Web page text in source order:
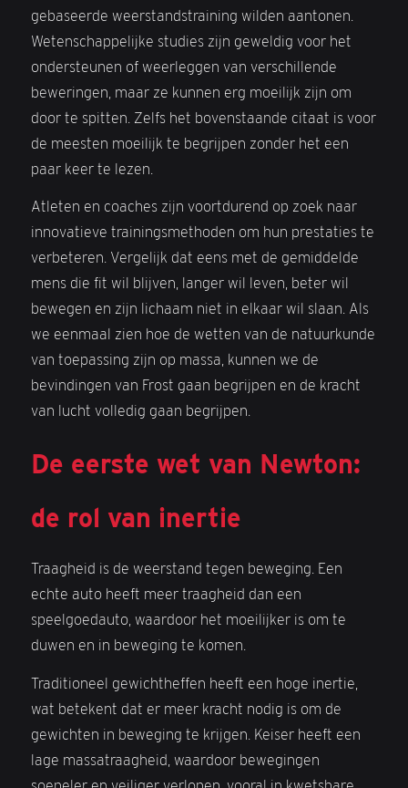
gebaseerde weerstandstraining wilden aantonen.
Wetenschappelijke studies zijn geweldig voor het
ondersteunen of weerleggen van verschillende
beweringen, maar ze kunnen erg moeilijk zijn om
door te spitten. Zelfs het bovenstaande citaat is voor
de meesten moeilijk te begrijpen zonder het een
paar keer te lezen.
Atleten en coaches zijn voortdurend op zoek naar
innovatieve trainingsmethoden om hun prestaties te
verbeteren. Vergelijk dat eens met de gemiddelde
mens die fit wil blijven, langer wil leven, beter wil
bewegen en zijn lichaam niet in elkaar wil slaan. Als
we eenmaal zien hoe de wetten van de natuurkunde
van toepassing zijn op massa, kunnen we de
bevindingen van Frost gaan begrijpen en de kracht
van lucht volledig gaan begrijpen.
De eerste wet van Newton:
de rol van inertie
Traagheid is de weerstand tegen beweging. Een
echte auto heeft meer traagheid dan een
speelgoedauto, waardoor het moeilijker is om te
duwen en in beweging te komen.
Traditioneel gewichtheffen heeft een hoge inertie,
wat betekent dat er meer kracht nodig is om de
gewichten in beweging te krijgen. Keiser heeft een
lage massatraagheid, waardoor bewegingen